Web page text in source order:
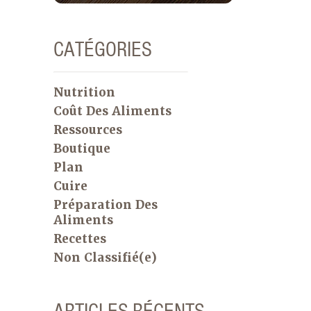
CATÉGORIES
Nutrition
Coût Des Aliments
Ressources
Boutique
Plan
Cuire
Préparation Des
Aliments
Recettes
Non Classifié(e)